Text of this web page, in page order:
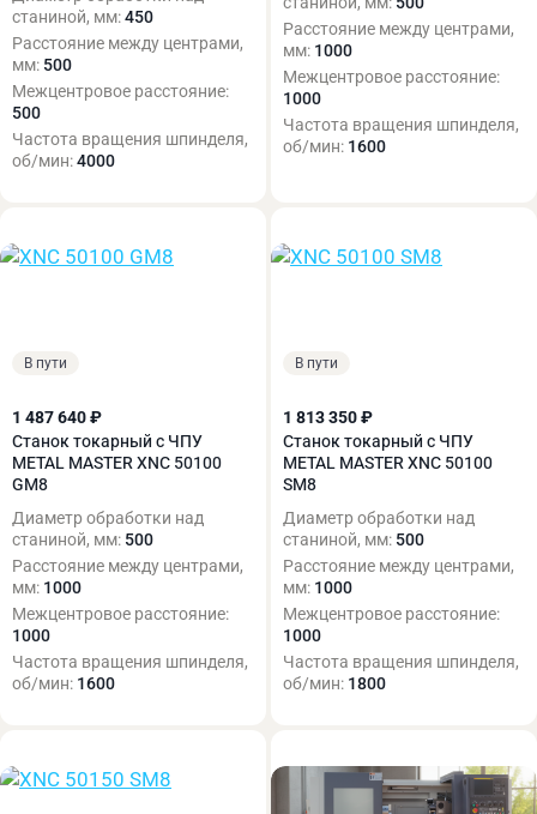
станиной, мм:450
Расстояние между центрами,
мм: 500
Межцентровое расстояние:
500
Частота вращения шпинделя,
об/мин:4000
Расстояние между центрами,
мм: 1000
Межцентровое расстояние:
1000
Частота вращения шпинделя,
об/мин: 1600
В пути
1 487 640 ₽
Станок токарный с ЧПУ
METAL MASTER XNC 50100
GM8
Диаметр обработки над
станиной, мм: 500
Расстояние между центрами,
мм: 1000
Межцентровое расстояние:
1000
Частота вращения шпинделя,
об/мин: 1600
В пути
1 813 350 ₽
Станок токарный с ЧПУ
METAL MASTER XNC 50100
SM8
Диаметр обработки над
станиной, мм: 500
Расстояние между центрами,
мм: 1000
Межцентровое расстояние:
1000
Частота вращения шпинделя,
об/мин: 1800